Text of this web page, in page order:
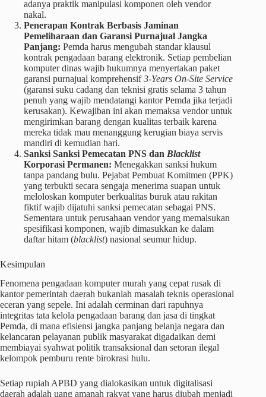
adanya praktik manipulasi komponen oleh vendor
nakal.
Penerapan Kontrak Berbasis Jaminan
Pemeliharaan dan Garansi Purnajual Jangka
Panjang: Pemda harus mengubah standar klausul
kontrak pengadaan barang elektronik. Setiap pembelian
komputer dinas wajib hukumnya menyertakan paket
garansi purnajual komprehensif3-Years On-Site Service
(garansi suku cadang dan teknisi gratis selama 3 tahun
penuh yang wajib mendatangi kantor Pemda jika terjadi
kerusakan). Kewajiban ini akan memaksa vendor untuk
mengirimkan barang dengan kualitas terbaik karena
mereka tidak mau menanggung kerugian biaya servis
mandiri di kemudian hari.
Sanksi Sanksi Pemecatan PNS dan Blacklist
Korporasi Permanen: Menegakkan sanksi hukum
tanpa pandang bulu. Pejabat Pembuat Komitmen (PPK)
yang terbukti secara sengaja menerima suapan untuk
meloloskan komputer berkualitas buruk atau rakitan
fiktif wajib dijatuhi sanksi pemecatan sebagai PNS.
Sementara untuk perusahaan vendor yang memalsukan
spesifikasi komponen, wajib dimasukkan ke dalam
daftar hitam (blacklist) nasional seumur hidup.
Kesimpulan
Fenomena pengadaan komputer murah yang cepat rusak di
kantor pemerintah daerah bukanlah masalah teknis operasional
eceran yang sepele. Ini adalah cerminan dari rapuhnya
integritas tata kelola pengadaan barang dan jasa di tingkat
Pemda, di mana efisiensi jangka panjang belanja negara dan
kelancaran pelayanan publik masyarakat digadaikan demi
membiayai syahwat politik transaksional dan setoran ilegal
kelompok pemburu rente birokrasi hulu.
Setiap rupiah APBD yang dialokasikan untuk digitalisasi
daerah adalah uang amanah rakyat yang harus diubah menjadi